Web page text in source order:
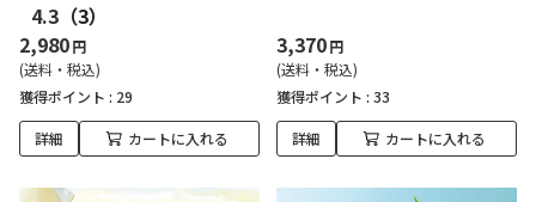
4.3 （3）
2,980円
(送料・税込)
獲得ポイント : 29
詳細 カートに入れる
3,370円
(送料・税込)
獲得ポイント : 33
詳細 カートに入れる